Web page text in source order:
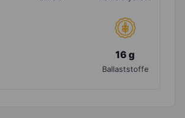
16 g
Ballaststoffe